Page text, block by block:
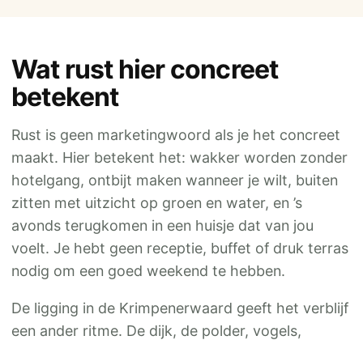
Wat rust hier concreet
betekent
Rust is geen marketingwoord als je het concreet
maakt. Hier betekent het: wakker worden zonder
hotelgang, ontbijt maken wanneer je wilt, buiten
zitten met uitzicht op groen en water, en ’s
avonds terugkomen in een huisje dat van jou
voelt. Je hebt geen receptie, buffet of druk terras
nodig om een goed weekend te hebben.
De ligging in de Krimpenerwaard geeft het verblijf
een ander ritme. De dijk, de polder, vogels,